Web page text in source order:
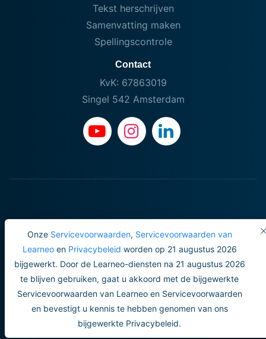
Onze Servicevoorwaarden, Servicevoorwaarden van
Learneoen Privacybeleid worden op 21 augustus 2026
bijgewerkt. Door de Learneo-diensten na 21 augustus 2026
te blijven gebruiken, gaat u akkoord met de bijgewerkte
Servicevoorwaarden van Learneo en Servicevoorwaarden
en bevestigt u kennis te hebben genomen van ons
bijgewerkte Privacybeleid.
Tekst herschrijven
Samenvatting maken
Spellingscontrole
Contact
KvK: 67863019
Singel 542 Amsterdam
Gebruiksvoorwaarden
Do not sell or share my personal info
Veiligheid en privacy